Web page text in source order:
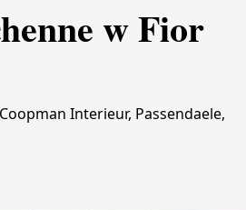
w Fior
Interieur, Passendaele,